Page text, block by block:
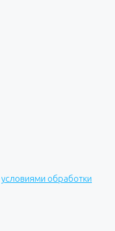
условиями обработки